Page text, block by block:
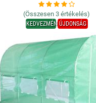
(Összesen 3 értékelés)
KEDVEZMÉNYÚJDONSÁG